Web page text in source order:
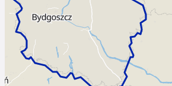
Kategoria
Wyszukaj